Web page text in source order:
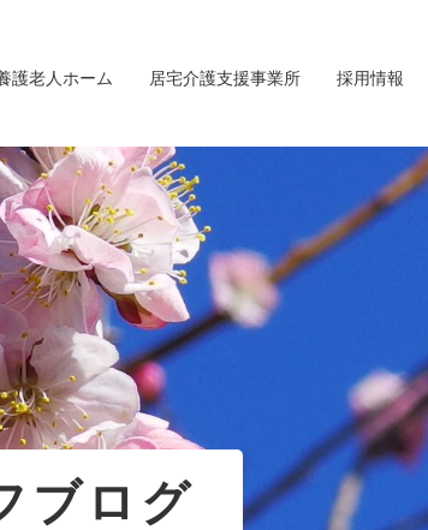
護老人ホーム 居宅介護支援事業所 採用情報
ブログ